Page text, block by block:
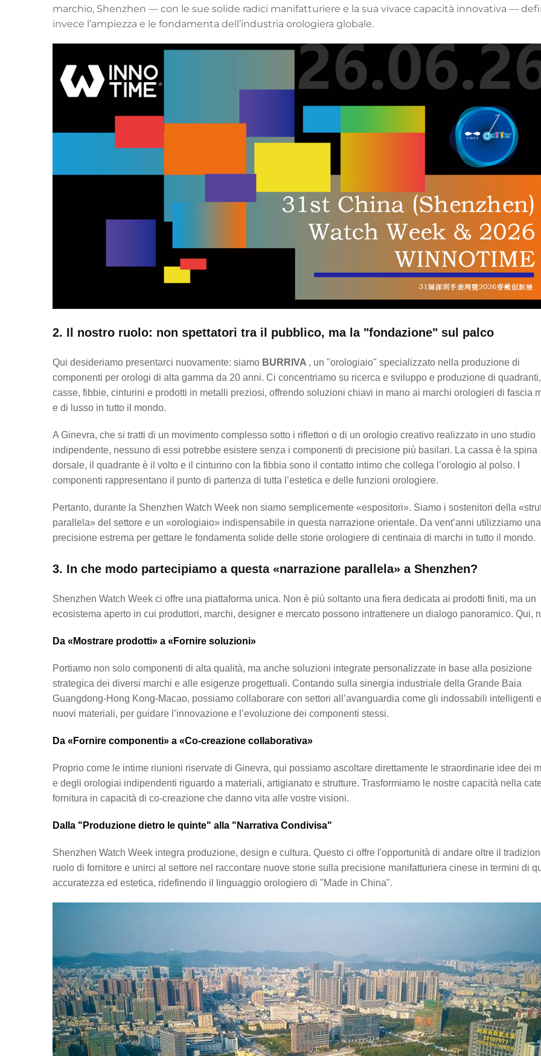
marchio, Shenzhen — con le sue solide radici manifatturiere e la sua vivace capacità innovativa —
invece l’ampiezza e le fondamenta dell’industria orologiera globale.
2. Il nostro ruolo: non spettatori tra il pubblico, ma la "fondazione" sul palco
Qui desideriamo presentarci nuovamente: siamo BURRIVA , un "orologiaio" specializzato nella produzione di
componenti per orologi di alta gamma da 20 anni. Ci concentriamo su ricerca e sviluppo e produzione di quadranti,
casse, fibbie, cinturini e prodotti in metalli preziosi, offrendo soluzioni chiavi in mano ai marchi orologieri di fascia
e di lusso in tutto il mondo.
A Ginevra, che si tratti di un movimento complesso sotto i riflettori o di un orologio creativo realizzato in uno studio
indipendente, nessuno di essi potrebbe esistere senza i componenti di precisione più basilari. La cassa è la spina
dorsale, il quadrante è il volto e il cinturino con la fibbia sono il contatto intimo che collega l’orologio al polso. I
componenti rappresentano il punto di partenza di tutta l’estetica e delle funzioni orologiere.
Pertanto, durante la Shenzhen Watch Week non siamo semplicemente «espositori». Siamo i sostenitori della
parallela» del settore e un «orologiaio» indispensabile in questa narrazione orientale. Da vent’anni utilizziamo una
precisione estrema per gettare le fondamenta solide delle storie orologiere di centinaia di marchi in tutto il mondo.
3. In che modo partecipiamo a questa «narrazione parallela» a Shenzhen?
Shenzhen Watch Week ci offre una piattaforma unica. Non è più soltanto una fiera dedicata ai prodotti finiti, ma un
ecosistema aperto in cui produttori, marchi, designer e mercato possono intrattenere un dialogo panoramico. Qui,
Da «Mostrare prodotti» a «Fornire soluzioni»
Portiamo non solo componenti di alta qualità, ma anche soluzioni integrate personalizzate in base alla posizione
strategica dei diversi marchi e alle esigenze progettuali. Contando sulla sinergia industriale della Grande Baia
Guangdong-Hong Kong-Macao, possiamo collaborare con settori all’avanguardia come gli indossabili intelligenti
nuovi materiali, per guidare l’innovazione e l’evoluzione dei componenti stessi.
Da «Fornire componenti» a «Co-creazione collaborativa»
Proprio come le intime riunioni riservate di Ginevra, qui possiamo ascoltare direttamente le straordinarie idee dei
e degli orologiai indipendenti riguardo a materiali, artigianato e strutture. Trasformiamo le nostre capacità nella
fornitura in capacità di co-creazione che danno vita alle vostre visioni.
Dalla "Produzione dietro le quinte" alla "Narrativa Condivisa"
Shenzhen Watch Week integra produzione, design e cultura. Questo ci offre l'opportunità di andare oltre il
ruolo di fornitore e unirci al settore nel raccontare nuove storie sulla precisione manifatturiera cinese in termini di
accuratezza ed estetica, ridefinendo il linguaggio orologiero di "Made in China".